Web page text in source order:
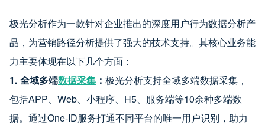
极光分析作为一款针对企业推出的深度用户行为数据分析产
品，为营销路径分析提供了强大的技术支持。其核心业务能
力主要体现在以下几个方面：
1. 全域多端数据采集 ： 极光分析支持全域多端数据采集，
包括APP、Web、小程序、H5、服务端等10余种多端数
据。通过One-ID服务打通不同平台的唯一用户识别，助力